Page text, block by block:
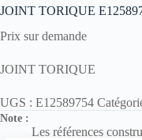
JOINT TORIQUE
Prix sur demande
JOINT TORIQUE
UGS : E12589754
Note :
Les références